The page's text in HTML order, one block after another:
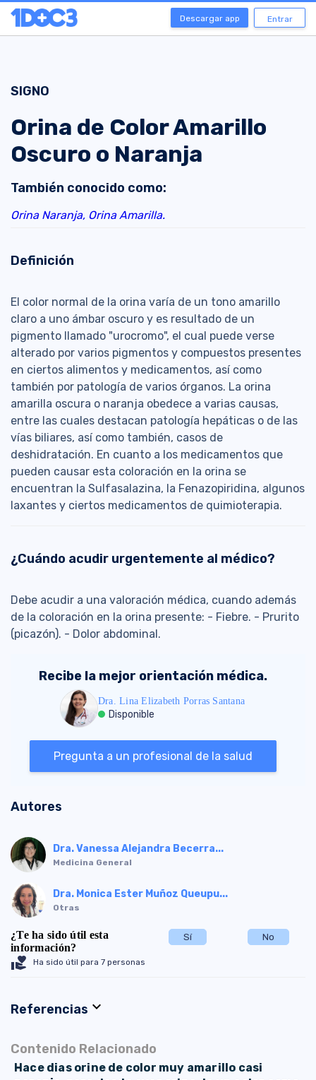
Descargar app Entrar
SIGNO
Orina de Color Amarillo
Oscuro o Naranja
También conocido como:
Orina Naranja, Orina Amarilla.
Definición
El color normal de la orina varía de un tono amarillo
claro a uno ámbar oscuro y es resultado de un
pigmento llamado "urocromo", el cual puede verse
alterado por varios pigmentos y compuestos presentes
en ciertos alimentos y medicamentos, así como
también por patología de varios órganos. La orina
amarilla oscura o naranja obedece a varias causas,
entre las cuales destacan patología hepáticas o de las
vías biliares, así como también, casos de
deshidratación. En cuanto a los medicamentos que
pueden causar esta coloración en la orina se
encuentran la Sulfasalazina, la Fenazopiridina, algunos
laxantes y ciertos medicamentos de quimioterapia.
¿Cuándo acudir urgentemente al médico?
Debe acudir a una valoración médica, cuando además
de la coloración en la orina presente: - Fiebre. - Prurito
(picazón). - Dolor abdominal.
Recibe la mejor orientación médica.
Dra. Lina Elizabeth Porras Santana
Disponible
Pregunta a un profesional de la salud
Autores
Dra. Vanessa Alejandra Becerra...
Medicina General
Dra. Monica Ester Muñoz Queupu...
Otras
¿Te ha sido útil esta
información?
Sí No
volunteer_activism Ha sido útil para 7 personas
Referencias expand_more
Contenido Relacionado
Hace dias orine de color muy amarillo casi